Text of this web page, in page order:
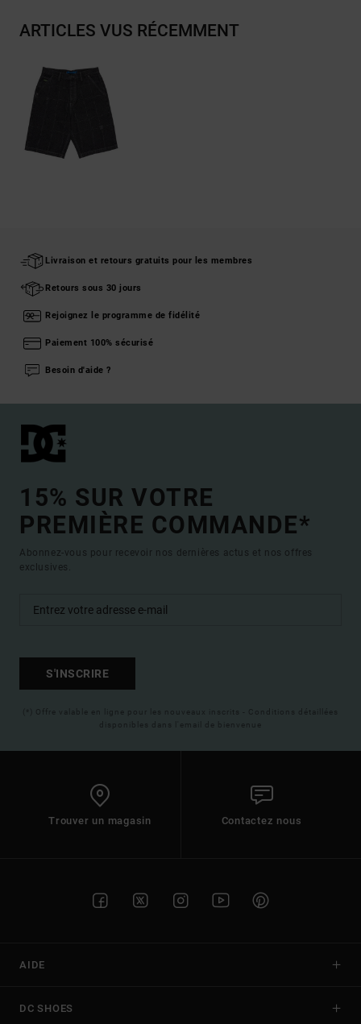
ARTICLES VUS RÉCEMMENT
Livraison et retours gratuits pour les membres
Retours sous 30 jours
Rejoignez le programme de fidélité
Paiement 100% sécurisé
Besoin d'aide ?
15% SUR VOTRE
PREMIÈRE COMMANDE*
Abonnez-vous pour recevoir nos dernières actus et nos offres
exclusives.
S'INSCRIRE
(*) Offre valable en ligne pour les nouveaux inscrits - Conditions détaillées
disponibles dans l'email de bienvenue
Trouver un magasin Contactez nous
AIDE
DC SHOES